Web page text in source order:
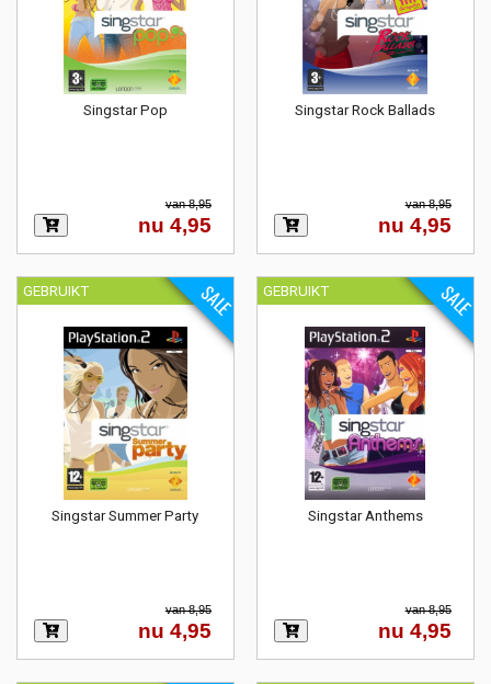
Singstar Pop
van 8,95
nu 4,95
Singstar Rock Ballads
van 8,95
nu 4,95
GEBRUIKT
Singstar Summer Party
SALE
van 8,95
nu 4,95
GEBRUIKT
Singstar Anthems
SALE
van 8,95
nu 4,95